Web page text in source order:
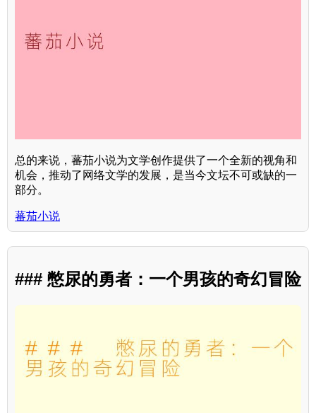
总的来说，蕃茄小说为文学创作提供了一个全新的视角和
机会，推动了网络文学的发展，是当今文坛不可或缺的一
部分。
蕃茄小说
### 憋尿的勇者：一个男孩的奇幻冒险